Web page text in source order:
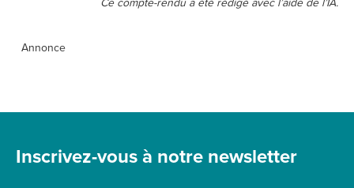
Ce compte-rendu a été rédigé avec l’aide de l’IA.
Annonce
Inscrivez-vous à notre newsletter